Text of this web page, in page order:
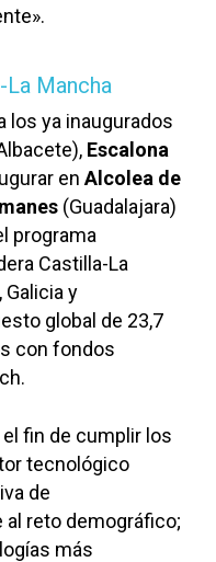
Mancha
los ya inaugurados
Escalona
en Alcolea de
(Guadalajara)
programa
Castilla-La
Galicia y
global de 23,7
con fondos
fin de cumplir los
tecnológico
de
reto demográfico;
más